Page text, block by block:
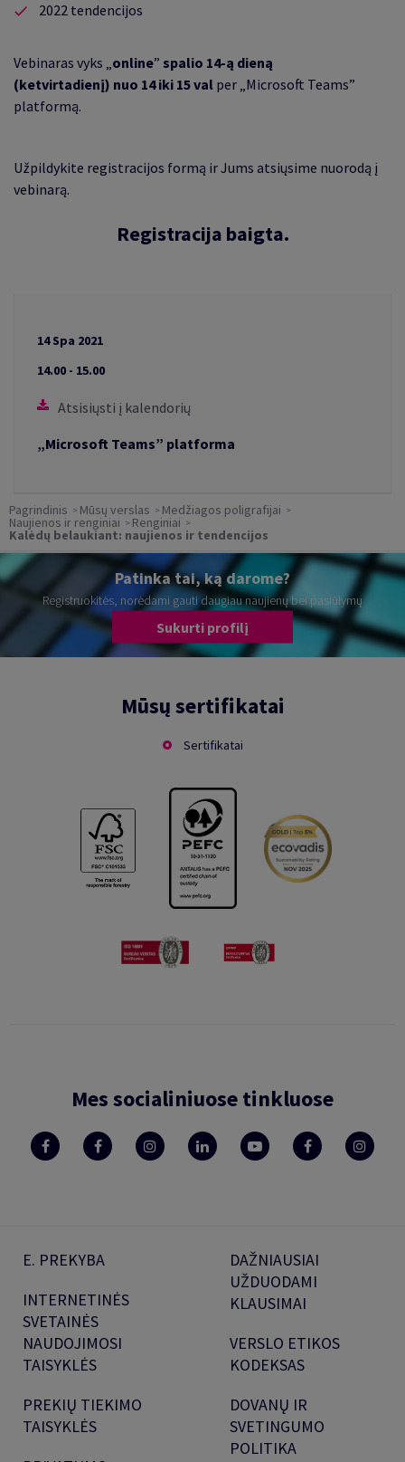
2022 tendencijos
Vebinaras vyks „online” spalio 14-ą dieną
(ketvirtadienį) nuo 14 iki 15 val per „Microsoft Teams”
platformą.
Užpildykite registracijos formą ir Jums atsiųsime nuorodą į
vebinarą.
Registracija baigta.
14 Spa 2021
14.00 - 15.00
Atsisiųsti į kalendorių
„Microsoft Teams” platforma
Pagrindinis Mūsų verslas Medžiagos poligrafijai
Naujienos ir renginiai Renginiai
Kalėdų belaukiant: naujienos ir tendencijos
Patinka tai, ką darome?
Registruokitės, norėdami gauti daugiau naujienų bei pasiūlymų
Sukurti profilį
Mūsų sertifikatai
Sertifikatai
Mes socialiniuose tinkluose
E. PREKYBA
INTERNETINĖS
SVETAINĖS
NAUDOJIMOSI
TAISYKLĖS
PREKIŲ TIEKIMO
TAISYKLĖS
DAŽNIAUSIAI
UŽDUODAMI
KLAUSIMAI
VERSLO ETIKOS
KODEKSAS
DOVANŲ IR
SVETINGUMO
POLITIKA